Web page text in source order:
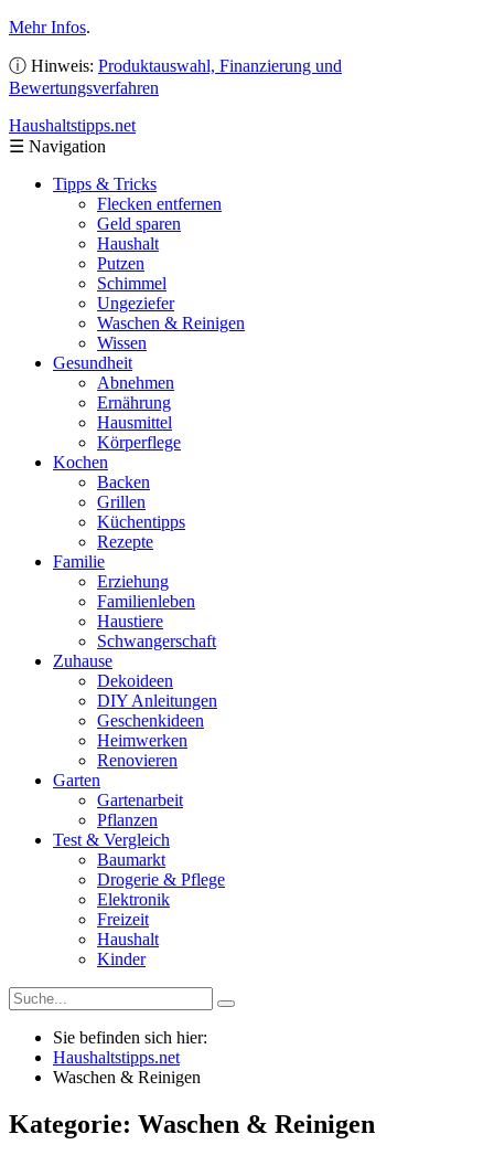
Mehr Infos.
ⓘ Hinweis: Produktauswahl, Finanzierung und
Bewertungsverfahren
Haushaltstipps.net
☰ Navigation
Tipps & Tricks
Flecken entfernen
Geld sparen
Haushalt
Putzen
Schimmel
Ungeziefer
Waschen & Reinigen
Wissen
Gesundheit
Abnehmen
Ernährung
Hausmittel
Körperflege
Kochen
Backen
Grillen
Küchentipps
Rezepte
Familie
Erziehung
Familienleben
Haustiere
Schwangerschaft
Zuhause
Dekoideen
DIY Anleitungen
Geschenkideen
Heimwerken
Renovieren
Garten
Gartenarbeit
Pflanzen
Test & Vergleich
Baumarkt
Drogerie & Pflege
Elektronik
Freizeit
Haushalt
Kinder
Sie befinden sich hier:
Haushaltstipps.net
Waschen & Reinigen
Kategorie: Waschen & Reinigen